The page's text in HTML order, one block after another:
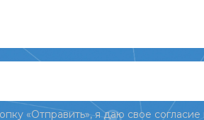
«Отправить», я даю свое